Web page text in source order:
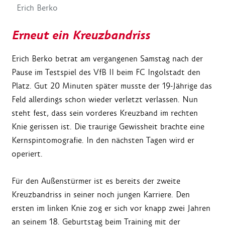
Erich Berko
Erneut ein Kreuzbandriss
Erich Berko betrat am vergangenen Samstag nach der
Pause im Testspiel des VfB II beim FC Ingolstadt den
Platz. Gut 20 Minuten später musste der 19-Jährige das
Feld allerdings schon wieder verletzt verlassen. Nun
steht fest, dass sein vorderes Kreuzband im rechten
Knie gerissen ist. Die traurige Gewissheit brachte eine
Kernspintomografie. In den nächsten Tagen wird er
operiert.
Für den Außenstürmer ist es bereits der zweite
Kreuzbandriss in seiner noch jungen Karriere. Den
ersten im linken Knie zog er sich vor knapp zwei Jahren
an seinem 18. Geburtstag beim Training mit der